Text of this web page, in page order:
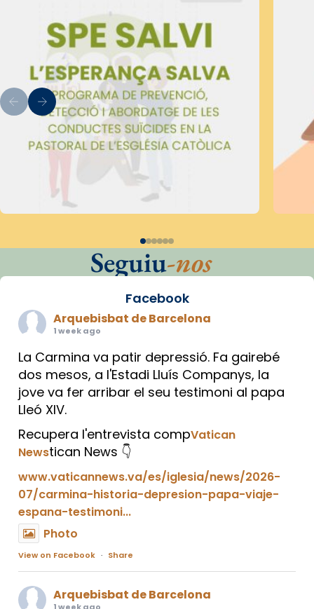
Seguiu-nos
Facebook
Arquebisbat de Barcelona
1 week ago
La Carmina va patir depressió. Fa gairebé
dos mesos, a l'Estadi Lluís Companys, la
jove va fer arribar el seu testimoni al papa
Lleó XIV.
Recupera l'entrevista compVatican
Newstican News 👇
www.vaticannews.va/es/iglesia/news/2026-
07/carmina-historia-depresion-papa-viaje-
espana-testimoni...
Photo
View on Facebook · Share
Arquebisbat de Barcelona